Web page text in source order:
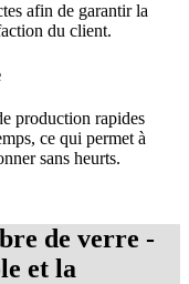
afin de garantir la
du client.
production rapides
ce qui permet à
sans heurts.
de verre -
et la